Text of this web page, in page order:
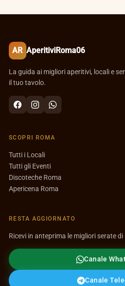
AR AperitiviRoma06
La guida ai migliori aperitivi, locali e
il tuo tavolo.
SCOPRI ROMA
Tutti i Locali
Tutti gli Eventi
Discoteche Roma
Apericena Roma
RESTA AGGIORNATO
Ricevi in anteprima le migliori serate di
Canale
Canale